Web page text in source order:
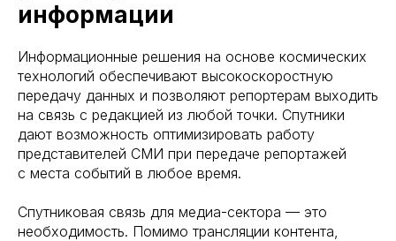
информации
Информационные решения на основе космических
технологий обеспечивают высокоскоростную
передачу данных и позволяют репортерам выходить
на связь с редакцией из любой точки. Спутники
дают возможность оптимизировать работу
представителей СМИ при передаче репортажей
с места событий в любое время.
Спутниковая связь для медиа-сектора — это
необходимость. Помимо трансляции контента,